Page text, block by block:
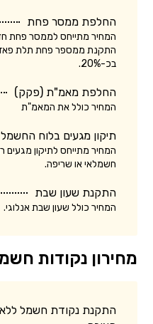
החלפת ממסר פחת
המחיר מתייחס לממסר פחת
התקנת ממספר פחת תלת
בכ-20%.
החלפת מאמ"ת (פקק)
המחיר כולל את המאמ"ת
תיקון מגעים בלוח החשמל
המחיר מתייחס לתיקון מגעים
חשמלאי או שריפה.
התקנת שעון שבת
המחיר כולל שעון שבת אנלוגי.
מחירון נקודות
התקנת נקודת חשמל ללא